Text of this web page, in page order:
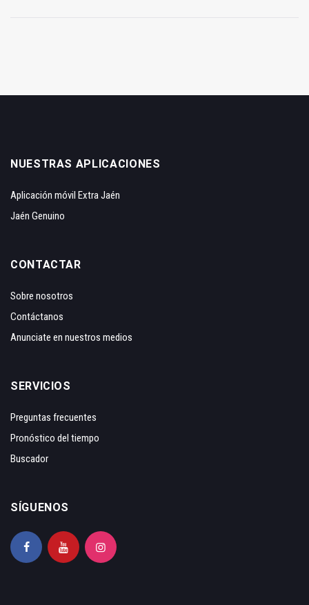
NUESTRAS APLICACIONES
Aplicación móvil Extra Jaén
Jaén Genuino
CONTACTAR
Sobre nosotros
Contáctanos
Anunciate en nuestros medios
SERVICIOS
Preguntas frecuentes
Pronóstico del tiempo
Buscador
SÍGUENOS